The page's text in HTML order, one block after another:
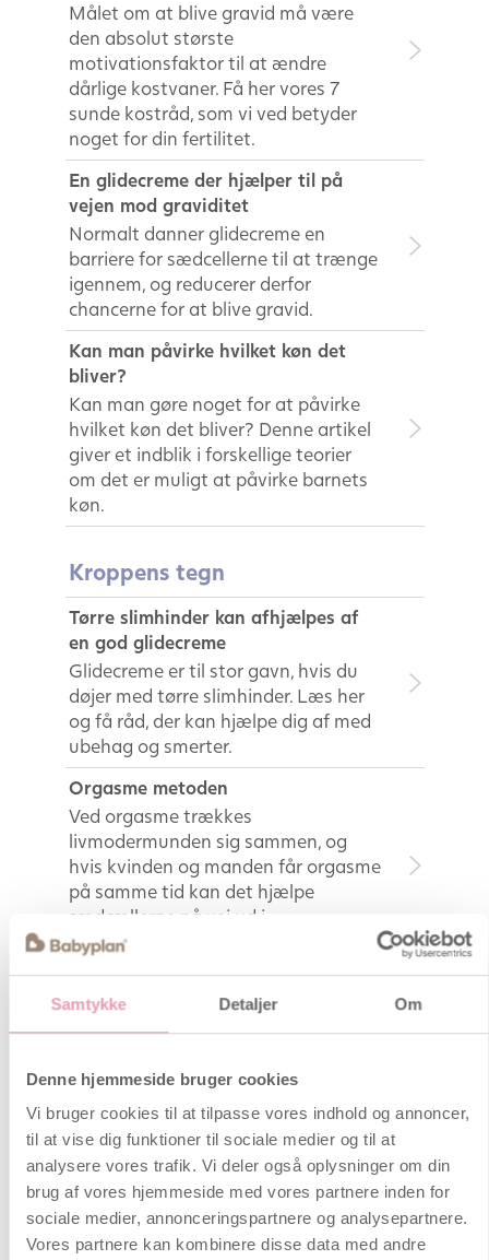
Samtykke Detaljer Om
Denne hjemmeside bruger cookies
Vi bruger cookies til at tilpasse vores indhold og annoncer,
til at vise dig funktioner til sociale medier og til at
analysere vores trafik. Vi deler også oplysninger om din
brug af vores hjemmeside med vores partnere inden for
sociale medier, annonceringspartnere og analysepartnere.
Vores partnere kan kombinere disse data med andre
Målet om at blive gravid må være
den absolut største
motivationsfaktor til at ændre
dårlige kostvaner. Få her vores 7
sunde kostråd, som vi ved betyder
noget for din fertilitet.
En glidecreme der hjælper til på
vejen mod graviditet
Normalt danner glidecreme en
barriere for sædcellerne til at trænge
igennem, og reducerer derfor
chancerne for at blive gravid.
Kan man påvirke hvilket køn det
bliver?
Kan man gøre noget for at påvirke
hvilket køn det bliver? Denne artikel
giver et indblik i forskellige teorier
om det er muligt at påvirke barnets
køn.
Kroppens tegn
Tørre slimhinder kan afhjælpes af
en god glidecreme
Glidecreme er til stor gavn, hvis du
døjer med tørre slimhinder. Læs her
og få råd, der kan hjælpe dig af med
ubehag og smerter.
Orgasme metoden
Ved orgasme trækkes
livmodermunden sig sammen, og
hvis kvinden og manden får orgasme
på samme tid kan det hjælpe
sædcællerne på vej ud i
æggelederen.
Menstruationscyklus
Her kan du blive klogere på din
menstruationscyklus. Få svar på
lindre menstruationssmerter og
meget mere.
Kalendermetoden
Hvad indebærer kalendermetoden?
Hvilke forberedelser kræves der
inden man kan anvende